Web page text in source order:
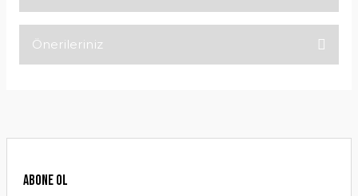
Önerileriniz
Ürün resmi kalitesiz, bozuk veya görüntülenemiyor.
ABONE OL